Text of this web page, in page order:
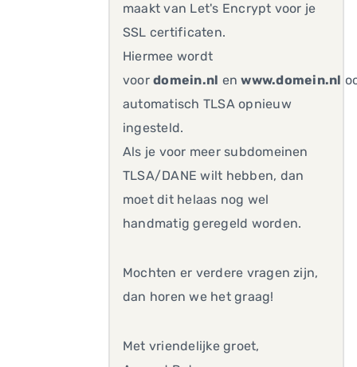
maakt van Let's Encrypt voor je
SSL certificaten.
Hiermee wordt
voordomein.nl enwww.domein.nl
automatisch TLSA opnieuw
ingesteld.
Als je voor meer subdomeinen
TLSA/DANE wilt hebben, dan
moet dit helaas nog wel
handmatig geregeld worden.
Mochten er verdere vragen zijn,
dan horen we het graag!
Met vriendelijke groet,